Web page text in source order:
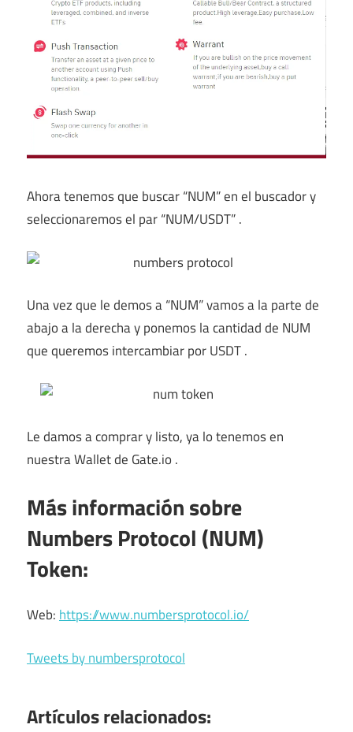
Ahora tenemos que buscar “NUM” en el buscador y
seleccionaremos el par “NUM/USDT” .
Una vez que le demos a “NUM” vamos a la parte de
abajo a la derecha y ponemos la cantidad de NUM
que queremos intercambiar por USDT .
Le damos a comprar y listo, ya lo tenemos en
nuestra Wallet de Gate.io .
Más información sobre
Numbers Protocol (NUM)
Token:
Web:https://www.numbersprotocol.io/
Tweets by numbersprotocol
Artículos relacionados: